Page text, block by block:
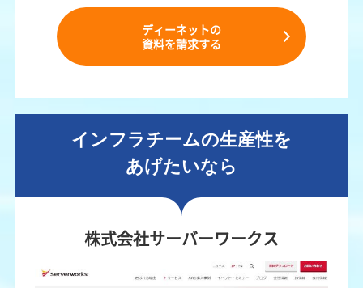
ディーネットの
資料を請求する
インフラチームの生産性を
あげたいなら
株式会社サーバーワークス